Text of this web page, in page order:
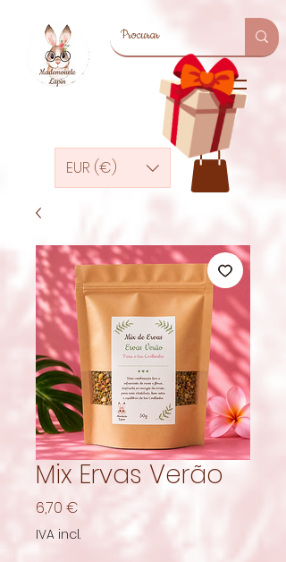
EUR (€)
Mix Ervas Verão
6,70 €
IVA incl.